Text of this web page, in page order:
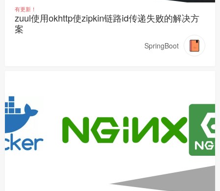
有更新！
zuul使用okhttp使zipkin链路id传递失败的解决方
案
SpringBoot